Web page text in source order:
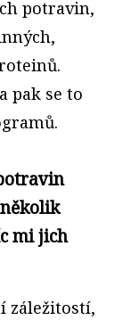
potravin,
pak se to
mi jich
záležitostí,